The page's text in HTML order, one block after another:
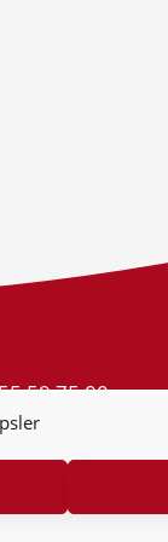
59 75 00
>>